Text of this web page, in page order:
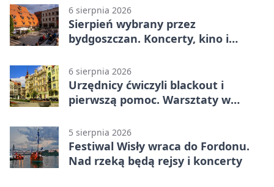
6 sierpnia 2026
Sierpień wybrany przez
bydgoszczan. Koncerty, kino i
6 sierpnia 2026
Urzędnicy ćwiczyli blackout i
pierwszą pomoc. Warsztaty w
5 sierpnia 2026
Festiwal Wisły wraca do Fordonu.
Nad rzeką będą rejsy i koncerty